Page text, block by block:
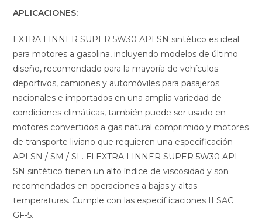
APLICACIONES:
EXTRA LINNER SUPER 5W30 API SN sintético es ideal
para motores a gasolina, incluyendo modelos de último
diseño, recomendado para la mayoría de vehículos
deportivos, camiones y automóviles para pasajeros
nacionales e importados en una amplia variedad de
condiciones climáticas, también puede ser usado en
motores convertidos a gas natural comprimido y motores
de transporte liviano que requieren una especificación
API SN / SM / SL. El EXTRA LINNER SUPER 5W30 API
SN sintético tienen un alto índice de viscosidad y son
recomendados en operaciones a bajas y altas
temperaturas. Cumple con las especif icaciones ILSAC
GF-5.